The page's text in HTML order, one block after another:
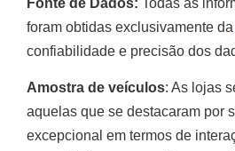
Fonte de Dados:
Todas as
foram obtidas exclusivamente da
confiabilidade e precisão dos
Amostra de veículos: As lojas
aquelas que se destacaram por
excepcional em termos de